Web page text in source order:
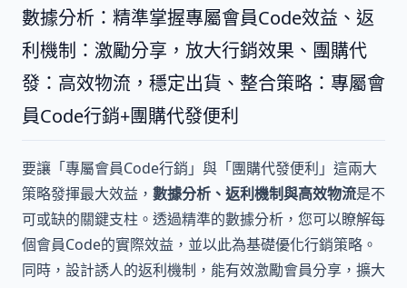
數據分析：精準掌握專屬會員Code效益、返
利機制：激勵分享，放大行銷效果、團購代
發：高效物流，穩定出貨、整合策略：專屬會
員Code行銷+團購代發便利
要讓「專屬會員Code行銷」與「團購代發便利」這兩大
策略發揮最大效益， 數據分析、返利機制與高效物流是不
可或缺的關鍵支柱。透過精準的數據分析，您可以瞭解每
個會員Code的實際效益，並以此為基礎優化行銷策略。
同時，設計誘人的返利機制，能有效激勵會員分享，擴大